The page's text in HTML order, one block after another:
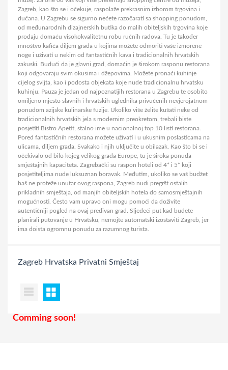
Zagreb, kao što se i očekuje, raspolaže prekrasnim izborom trgovina i
dućana. U Zagrebu se sigurno nećete razočarati sa shopping ponudom,
od međunarodnih dizajnerskih butika do malih obiteljskih trgovina koje
prodaju domaću visokokvalitetnu robu ručnih radova. Tu je također
mnoštvo kafića diljem grada u kojima možete odmoriti vaše izmorene
noge i uživati u nekim od fantastičnih kava i tradicionalnih hrvatskih
zakuski. Budući da je glavni grad, domaćin je širokom rasponu restorana
koji odgovaraju svim okusima i džepovima. Možete pronaći kuhinje
cijelog svijta, kao i podosta objekata koje nude tradicionalnu hrvatsku
kuhinju. Pauza je jedan od najpoznatijih restorana u Zagrebu te osobito
omiljeno mjesto slavnih i hrvatskih uglednika privučenih nevjerojatnom
ponudom azijske kulinarske fuzije. Ukoliko više želite kušati neke od
tradicionalnih hrvatskih jela s modernim preokretom, trebali biste
posjetiti Bistro Apetit, stalno ime u nacionalnoj top 10 listi restorana.
Pored fantastičnih restorana možete uživati i u ukusnim poslasticama na
ulicama, diljem grada. Svakako i njih uključite u obilazak. Kao što bi se i
očekivalo od bilo kojeg velikog grada Europe, tu je široka ponuda
smještajnih kapaciteta. Zagrebački su raspon hoteli od 4* i 5* koji
posjetiteljima nude luksuznan boravak. Međutim, ukoliko se vaš budžet
baš ne proteže unutar ovog raspona, Zagreb nudi pregršt ostalih
prikladnih smještaja, od manjih obiteljskih hotela do samosmještajnih
mogućnosti. Često vam upravo oni mogu pomoći da doživite
autentičniji pogled na ovaj predivan grad. Sljedeći put kad budete
planirali putovanje u Hrvatsku, nemojte automatski izostaviti Zagreb, jer
ima doista ogromnu ponudu za razumnog turista.
Zagreb Hrvatska Privatni Smještaj
Comming soon!